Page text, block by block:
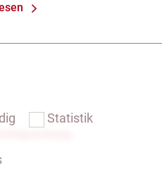
Statistik